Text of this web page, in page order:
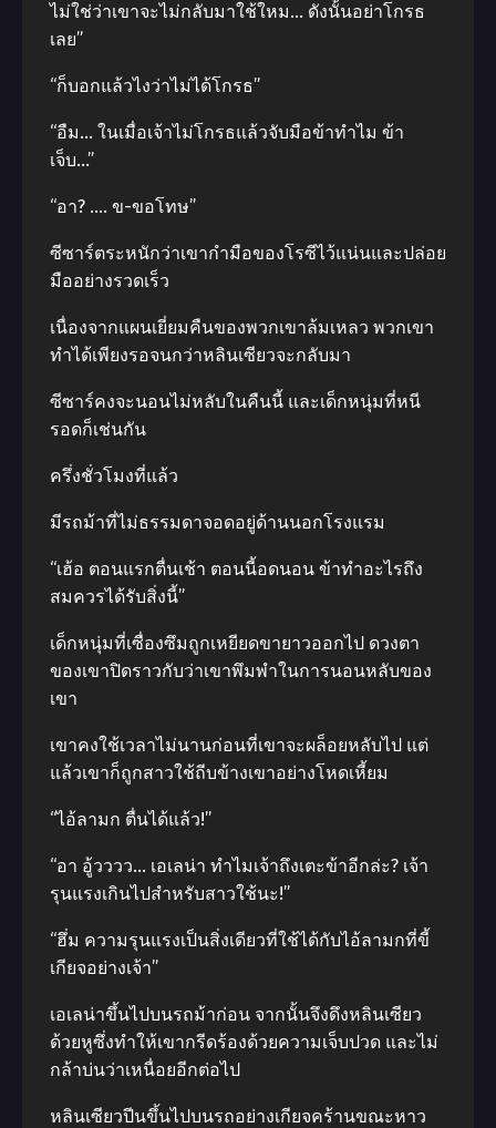
ไม่ใช่ว่าเขาจะไม่กลับมาใช้ใหม… ดังนั้นอย่าโกรธ
เลย”
“ก็บอกแล้วไงว่าไม่ได้โกรธ”
“อืม… ในเมื่อเจ้าไม่โกรธแล้วจับมือข้าทําไม ข้า
เจ็บ…”
“อา? …. ข-ขอโทษ”
ซีซาร์ตระหนักว่าเขากํามือของโรซีไว้แน่นและปล่อย
มืออย่างรวดเร็ว
เนื่องจากแผนเยี่ยมคืนของพวกเขาล้มเหลว พวกเขา
ทําได้เพียงรอจนกว่าหลินเซียวจะกลับมา
ซีซาร์คงจะนอนไม่หลับในคืนนี้ และเด็กหนุ่มที่หนี
รอดก็เช่นกัน
ครึ่งชั่วโมงที่แล้ว
มีรถม้าที่ไม่ธรรมดาจอดอยู่ด้านนอกโรงแรม
“เฮ้อ ตอนแรกตื่นเช้า ตอนนี้อดนอน ข้าทําอะไรถึง
สมควรได้รับสิ่งนี้”
เด็กหนุ่มที่เซื่องซึมถูกเหยียดขายาวออกไป ดวงตา
ของเขาปิดราวกับว่าเขาพึมพําในการนอนหลับของ
เขา
เขาคงใช้เวลาไม่นานก่อนที่เขาจะผล็อยหลับไป แต่
แล้วเขาก็ถูกสาวใช้ถีบข้างเขาอย่างโหดเหี้ยม
“ไอ้ลามก ตื่นได้แล้ว!”
“อา อู้วววว… เอเลน่า ทําไมเจ้าถึงเตะข้าอีกล่ะ? เจ้า
รุนแรงเกินไปสําหรับสาวใช้นะ!”
“ฮึ่ม ความรุนแรงเป็นสิ่งเดียวที่ใช้ได้กับไอ้ลามกที่ขี้
เกียจอย่างเจ้า”
เอเลน่าขึ้นไปบนรถม้าก่อน จากนั้นจึงดึงหลินเซียว
ด้วยหูซึ่งทําให้เขากรีดร้องด้วยความเจ็บปวด และไม่
กล้าบ่นว่าเหนื่อยอีกต่อไป
หลินเซียวปีนขึ้นไปบนรถอย่างเกียจคร้านขณะหาว